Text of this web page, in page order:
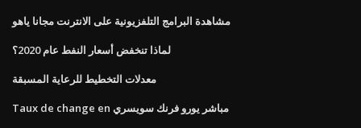
مشاهدة البرامج التلفزيونية على الانترنت مجانا ياهو
لماذا تنخفض أسعار النفط عام 2020؟
معدلات التخطيط للرعاية المسبقة
Taux de change en مباشر يورو فرنك سويسري